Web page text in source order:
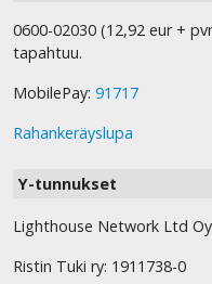
0600-02030 (12,92 eur +
tapahtuu.
MobilePay: 91717
Rahankeräyslupa
Y-tunnukset
Lighthouse Network Ltd
Ristin Tuki ry: 1911738-0